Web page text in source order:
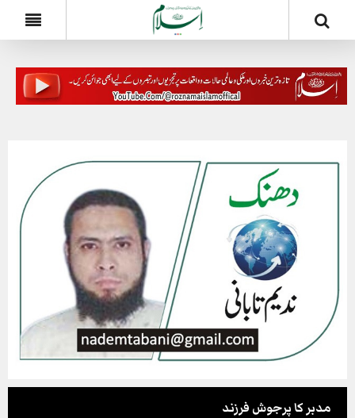
مدبر کا پرجوش فرزند